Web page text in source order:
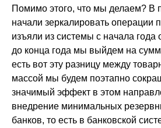
Помимо этого, что мы делаем? В
начали зеркалировать операции
изъяли из системы с начала года
до конца года мы выйдем на
есть вот эту разницу между
массой мы будем поэтапно
значимый эффект в этом
внедрение минимальных
банков, то есть в банковской